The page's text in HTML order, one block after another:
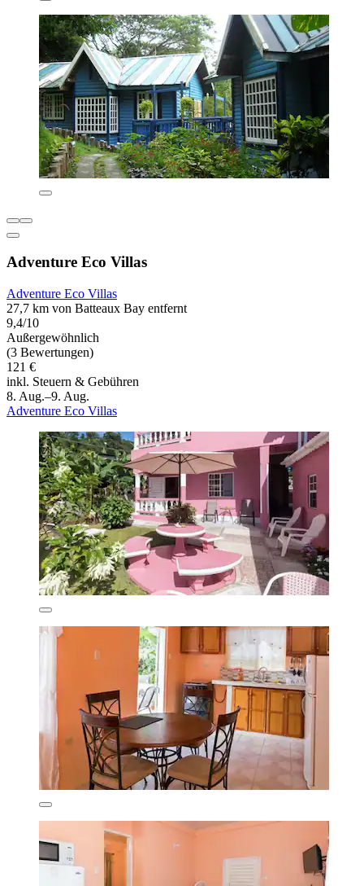
Adventure Eco Villas
Adventure Eco Villas
27,7 km von Batteaux Bay entfernt
9,4/10
Außergewöhnlich
(3 Bewertungen)
121 €
inkl. Steuern & Gebühren
8. Aug.–9. Aug.
Adventure Eco Villas